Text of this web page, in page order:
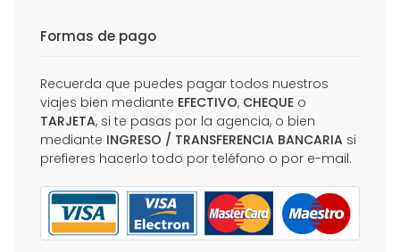
Formas de pago
Recuerda que puedes pagar todos nuestros
viajes bien mediante EFECTIVO, CHEQUE o
TARJETA, si te pasas por la agencia, o bien
mediante INGRESO / TRANSFERENCIA BANCARIA si
prefieres hacerlo todo por teléfono o por e-mail.